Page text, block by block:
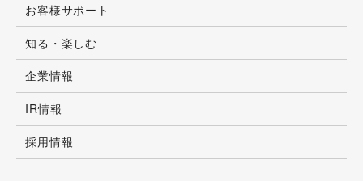
お客様サポート
知る・楽しむ
企業情報
IR情報
採用情報